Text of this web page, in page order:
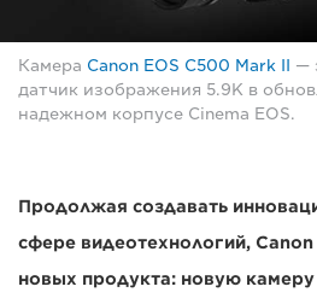
Камера Canon EOS C500 Mark II
—
датчик изображения 5.9K в
надежном корпусе Cinema EOS.
Продолжая создавать
сфере видеотехнологий,
новых продукта: новую камеру